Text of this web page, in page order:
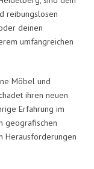
reibungslosen
deinen
umfangreichen
Möbel und
ihren neuen
Erfahrung im
geografischen
Herausforderungen